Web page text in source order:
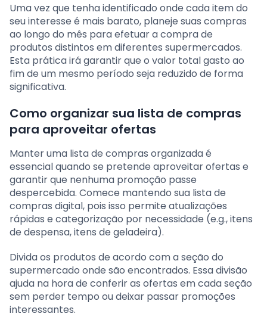
Uma vez que tenha identificado onde cada item do
seu interesse é mais barato, planeje suas compras
ao longo do mês para efetuar a compra de
produtos distintos em diferentes supermercados.
Esta prática irá garantir que o valor total gasto ao
fim de um mesmo período seja reduzido de forma
significativa.
Como organizar sua lista de compras
para aproveitar ofertas
Manter uma lista de compras organizada é
essencial quando se pretende aproveitar ofertas e
garantir que nenhuma promoção passe
despercebida. Comece mantendo sua lista de
compras digital, pois isso permite atualizações
rápidas e categorização por necessidade (e.g., itens
de despensa, itens de geladeira).
Divida os produtos de acordo com a seção do
supermercado onde são encontrados. Essa divisão
ajuda na hora de conferir as ofertas em cada seção
sem perder tempo ou deixar passar promoções
interessantes.